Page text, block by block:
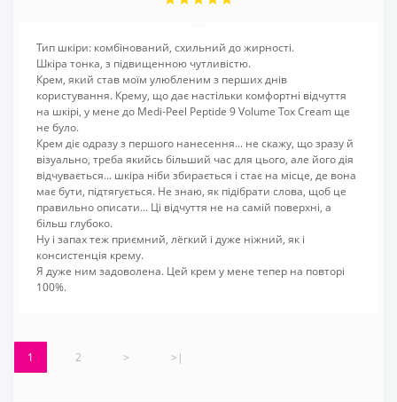
Тип шкіри: комбінований, схильний до жирності.
Шкіра тонка, з підвищенною чутливістю.
Крем, який став моїм улюбленим з перших днів
користування. Крему, що дає настільки комфортні відчуття
на шкірі, у мене до Medi-Peel Peptide 9 Volume Tox Cream ще
не було.
Крем діє одразу з першого нанесення... не скажу, що зразу й
візуально, треба якийсь більший час для цього, але його дія
відчувається... шкіра ніби збирається і стає на місце, де вона
має бути, підтягується. Не знаю, як підібрати слова, щоб це
правильно описати... Ці відчуття не на самій поверхні, а
більш глубоко.
Ну і запах теж приємний, лёгкий і дуже ніжний, як і
консистенція крему.
Я дуже ним задоволена. Цей крем у мене тепер на повторі
100%.
1 2 > >|